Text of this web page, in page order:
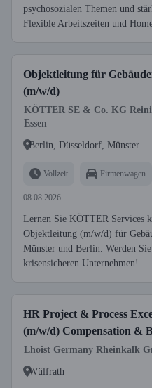
psychosozialen Themen und
Flexible Arbeitszeiten und
Objektleitung für
(m/w/d)
KÖTTER SE & Co. KG
Essen
Berlin, Düsseldorf, Münster
Vollzeit Firmenwagen
08.08.2026
Lernen Sie KÖTTER Services
Objektleitung (m/w/d) für
Münster und Berlin. Werden
krisensicheren Unternehmen!
HR Project & Process
(m/w/d) Compensation &
Lhoist Germany Rheinkalk
Wülfrath